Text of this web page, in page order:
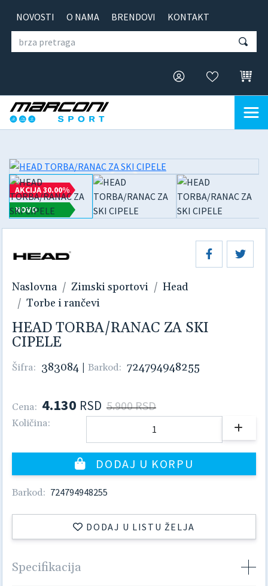
NOVOSTI O NAMA BRENDOVI KONTAKT
AKCIJA 30.00%
NOVO
Naslovna Zimski sportovi
Head
Torbe i rančevi
HEAD TORBA/RANAC ZA SKI
CIPELE
Šifra: 383084 | Barkod: 724794948255
Cena: 4.130 RSD 5.900 RSD
Količina:
DODAJ U KORPU
Barkod: 724794948255
DODAJ U LISTU ŽELJA
Specifikacija